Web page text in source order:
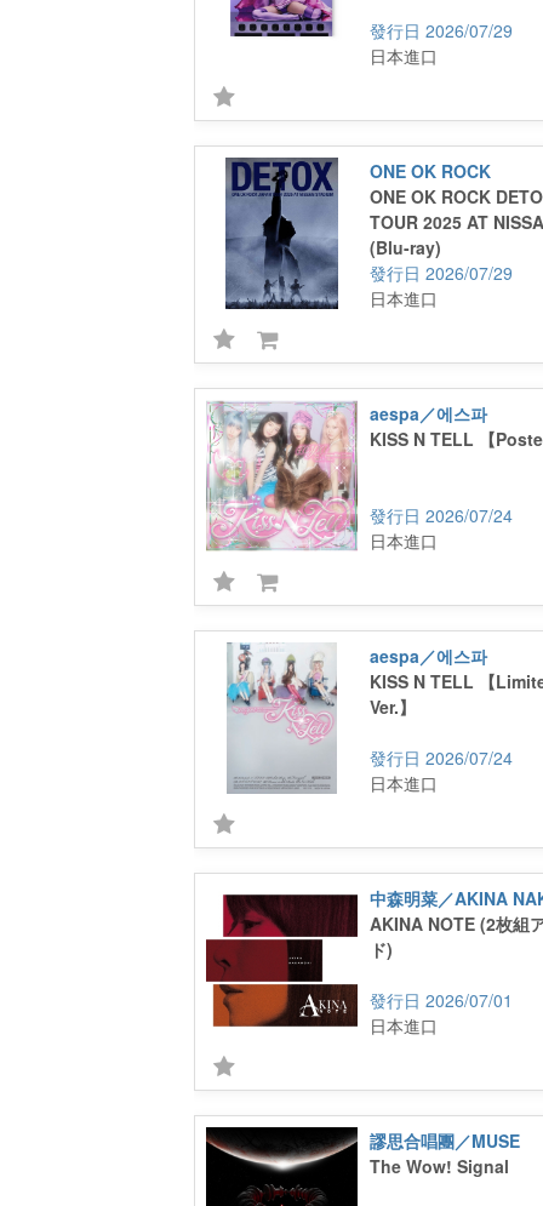
2026/07/29
日本進口
ONE OK ROCK
ONE OK ROCK
TOUR 2025 AT
(Blu-ray)
2026/07/29
日本進口
aespa／에스파
KISS N TELL 【
2026/07/24
日本進口
aespa／에스파
KISS N TELL 【
Ver.】
2026/07/24
日本進口
中森明菜／AKINA
AKINA NOTE (2枚組
ド)
2026/07/01
日本進口
謬思合唱團／MUSE
The Wow! Signal